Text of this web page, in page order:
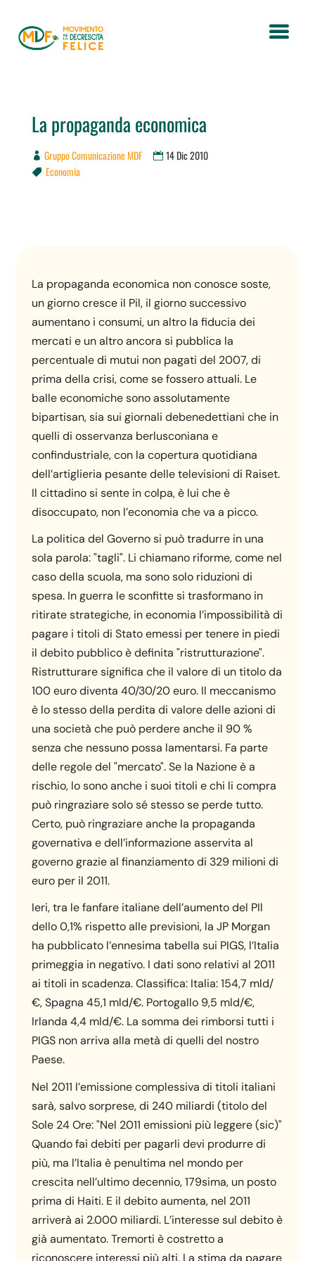
La propaganda economica
Gruppo Comunicazione MDF 14 Dic 2010
 Economia
La propaganda economica non conosce soste,
un giorno cresce il Pil, il giorno successivo
aumentano i consumi, un altro la fiducia dei
mercati e un altro ancora si pubblica la
percentuale di mutui non pagati del 2007, di
prima della crisi, come se fossero attuali. Le
balle economiche sono assolutamente
bipartisan, sia sui giornali debenedettiani che in
quelli di osservanza berlusconiana e
confindustriale, con la copertura quotidiana
dell’artiglieria pesante delle televisioni di Raiset.
Il cittadino si sente in colpa, è lui che è
disoccupato, non l’economia che va a picco.
La politica del Governo si può tradurre in una
sola parola: "tagli". Li chiamano riforme, come nel
caso della scuola, ma sono solo riduzioni di
spesa. In guerra le sconfitte si trasformano in
ritirate strategiche, in economia l’impossibilità di
pagare i titoli di Stato emessi per tenere in piedi
il debito pubblico è definita "ristrutturazione".
Ristrutturare significa che il valore di un titolo da
100 euro diventa 40/30/20 euro. Il meccanismo
è lo stesso della perdita di valore delle azioni di
una società che può perdere anche il 90 %
senza che nessuno possa lamentarsi. Fa parte
delle regole del "mercato". Se la Nazione è a
rischio, lo sono anche i suoi titoli e chi li compra
può ringraziare solo sé stesso se perde tutto.
Certo, può ringraziare anche la propaganda
governativa e dell’informazione asservita al
governo grazie al finanziamento di 329 milioni di
euro per il 2011.
Ieri, tra le fanfare italiane dell’aumento del PIl
dello 0,1% rispetto alle previsioni, la JP Morgan
ha pubblicato l’ennesima tabella sui PIGS, l’Italia
primeggia in negativo. I dati sono relativi al 2011
ai titoli in scadenza. Classifica: Italia: 154,7 mld/
€, Spagna 45,1 mld/€. Portogallo 9,5 mld/€,
Irlanda 4,4 mld/€. La somma dei rimborsi tutti i
PIGS non arriva alla metà di quelli del nostro
Paese.
Nel 2011 l’emissione complessiva di titoli italiani
sarà, salvo sorprese, di 240 miliardi (titolo del
Sole 24 Ore: "Nel 2011 emissioni più leggere (sic)"
Quando fai debiti per pagarli devi produrre di
più, ma l’Italia è penultima nel mondo per
crescita nell’ultimo decennio, 179sima, un posto
prima di Haiti. E il debito aumenta, nel 2011
arriverà ai 2.000 miliardi. L’interesse sul debito è
già aumentato. Tremorti è costretto a
riconoscere interessi più alti. La stima da pagare